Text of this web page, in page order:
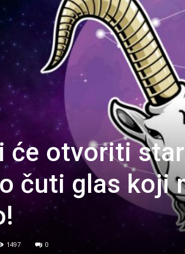
će otvoriti
čuti glas koji
1497 0